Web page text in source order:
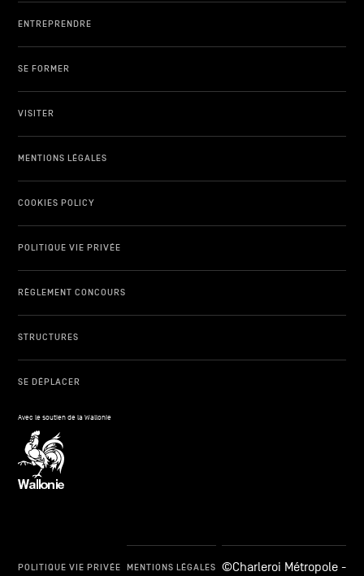
ENTREPRENDRE
SE FORMER
VISITER
MENTIONS LÉGALES
COOKIES POLICY
POLITIQUE VIE PRIVÉE
RÈGLEMENT CONCOURS
STRUCTURES
SE DÉPLACER
Avec le soutien de la Wallonie
POLITIQUE VIE PRIVÉE MENTIONS LÉGALES ©Charleroi Métropole -